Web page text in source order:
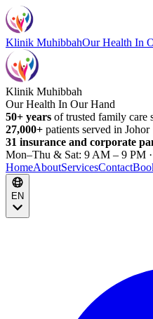
Klinik MuhibbahOur Health In
Klinik Muhibbah
Our Health In Our Hand
50+ years of trusted family care
27,000+ patients served in Johor
31 insurance and corporate
Mon–Thu & Sat: 9 AM – 9 PM
HomeAboutServicesContact
EN